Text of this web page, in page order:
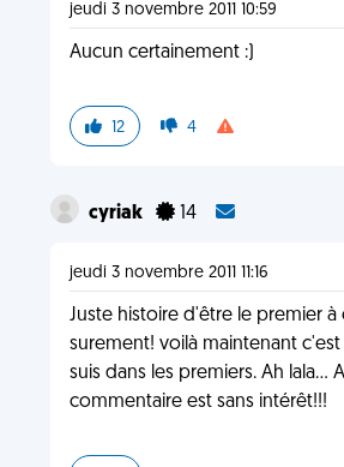
jeudi 3 novembre 2011 10:59
Aucun certainement :)
12 4
cyriak 14
jeudi 3 novembre 2011 11:16
Juste histoire d'être le premier
surement! voilà maintenant c'est
suis dans les premiers. Ah lala...
commentaire est sans intérêt!!!